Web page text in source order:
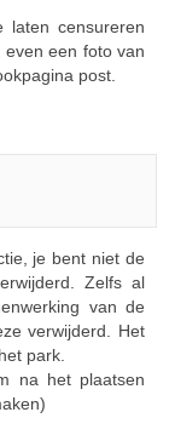
censureren
een foto van
post.
je bent niet de
Zelfs al
van de
verwijderd. Het
park.
na het plaatsen